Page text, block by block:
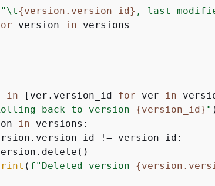
{version.version_id} , last
version in versions
in [ver.version_id for ver in
back to version {version_id} "
in versions:
!= version_id:
( f"Deleted version {